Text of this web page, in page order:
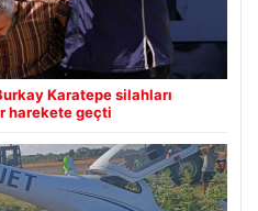
Karatepe silahları
harekete geçti